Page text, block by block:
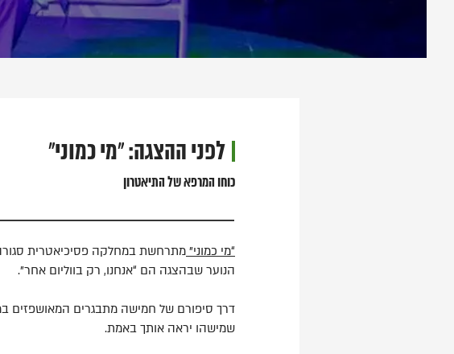
לפני ההצגה: "מי כמוני"
כוחו המרפא של התיאטרון
“מי כמוני” מתרחשת במחלקה פסיכיאטרית סגורה
הנוער שבהצגה הם “אנחנו, רק בווליום אחר”.
דרך סיפורם של חמישה מתבגרים המאושפזים
שמישהו יראה אותך באמת.